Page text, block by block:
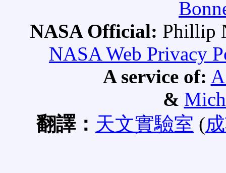
NASA Official: Phillip
NASA Web Privacy
A service of:
&
翻譯： 天文實驗室 (